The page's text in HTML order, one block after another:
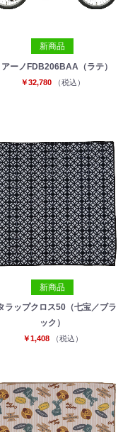
新商品
アーノFDB206BAA（ラテ）
￥32,780 （税込）
新商品
ラップクロス50（七宝／ブラ
ック）
￥1,408 （税込）